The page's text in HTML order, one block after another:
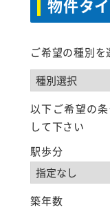
物件タ
ご希望の種別
以下ご希望の
して下さい
駅歩分
築年数